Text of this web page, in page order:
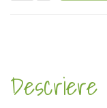
Descriere